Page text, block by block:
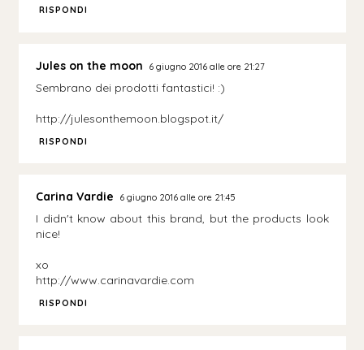
RISPONDI
Jules on the moon 6 giugno 2016 alle ore 21:27
Sembrano dei prodotti fantastici! :)
http://julesonthemoon.blogspot.it/
RISPONDI
Carina Vardie 6 giugno 2016 alle ore 21:45
I didn't know about this brand, but the products look
nice!
xo
http://www.carinavardie.com
RISPONDI